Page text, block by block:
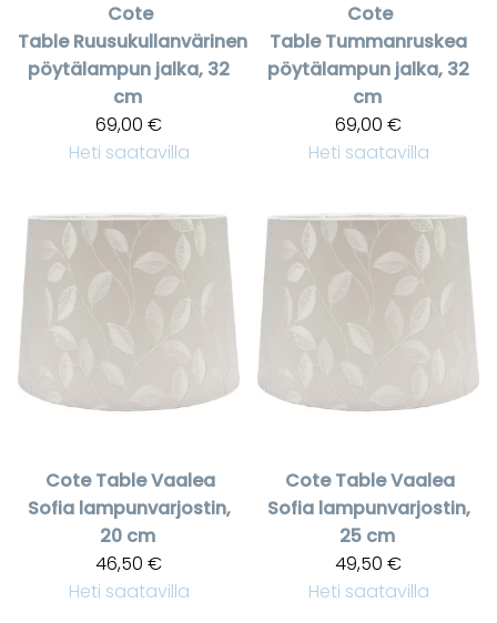
Cote
Table Ruusukullanvärinen
pöytälampun jalka, 32
cm
69,00 €
Heti saatavilla
Cote
Table Tummanruskea
pöytälampun jalka, 32
cm
69,00 €
Heti saatavilla
Cote TableVaalea
Sofia lampunvarjostin,
20 cm
46,50 €
Heti saatavilla
Cote TableVaalea
Sofia lampunvarjostin,
25 cm
49,50 €
Heti saatavilla